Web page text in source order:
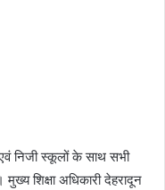
निजी स्कूलों के साथ सभी
शिक्षा अधिकारी देहरादून